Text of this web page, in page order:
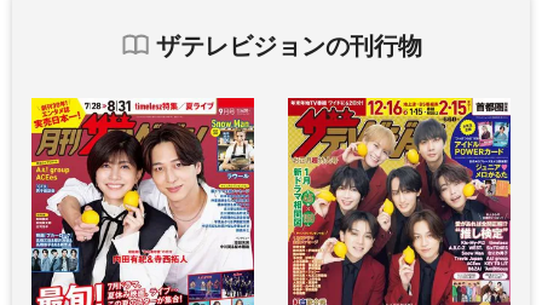
ザテレビジョンの刊行物